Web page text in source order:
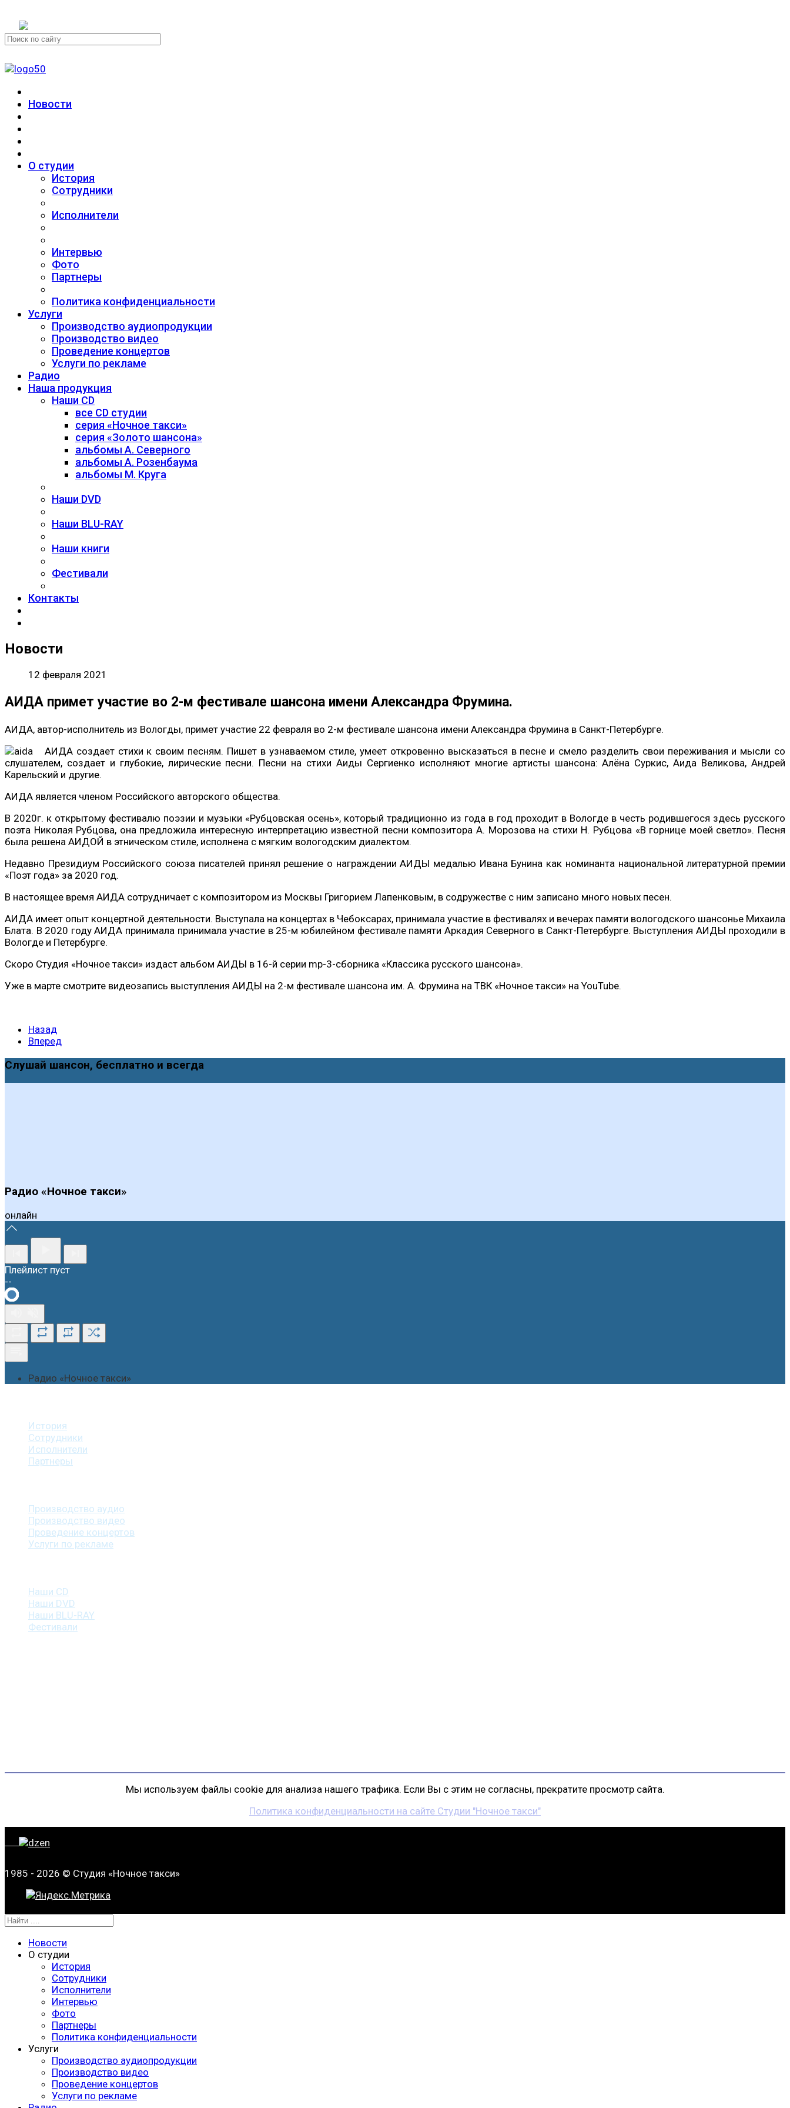
Новости
О студии
История
Сотрудники
Исполнители
Интервью
Фото
Партнеры
Политика конфиденциальности
Услуги
Производство аудиопродукции
Производство видео
Проведение концертов
Услуги по рекламе
Радио
Наша продукция
Наши CD
все CD студии
серия «Ночное такси»
серия «Золото шансона»
альбомы А. Северного
альбомы А. Розенбаума
альбомы М. Круга
Наши DVD
Наши BLU-RAY
Наши книги
Фестивали
Контакты
Новости
12 февраля 2021
АИДА примет участие во 2-м фестивале шансона имени Александра Фрумина.
АИДА, автор-исполнитель из Вологды, примет участие 22 февраля во 2-м фестивале шансона имени Александра Фрумина в Санкт-Петербурге.
АИДА создает стихи к своим песням. Пишет в узнаваемом стиле, умеет откровенно высказаться в песне и смело разделить свои переживания и мысли со
слушателем, создает и глубокие, лирические песни. Песни на стихи Аиды Сергиенко исполняют многие артисты шансона: Алёна Суркис, Аида Великова, Андрей
Карельский и другие.
АИДА является членом Российского авторского общества.
В 2020г. к открытому фестивалю поэзии и музыки «Рубцовская осень», который традиционно из года в год проходит в Вологде в честь родившегося здесь русского
поэта Николая Рубцова, она предложила интересную интерпретацию известной песни композитора А. Морозова на стихи Н. Рубцова «В горнице моей светло». Песня
была решена АИДОЙ в этническом стиле, исполнена с мягким вологодским диалектом.
Недавно Президиум Российского союза писателей принял решение о награждении АИДЫ медалью Ивана Бунина как номинанта национальной литературной премии
«Поэт года» за 2020 год.
В настоящее время АИДА сотрудничает с композитором из Москвы Григорием Лапенковым, в содружестве с ним записано много новых песен.
АИДА имеет опыт концертной деятельности. Выступала на концертах в Чебоксарах, принимала участие в фестивалях и вечерах памяти вологодского шансонье Михаила
Блата. В 2020 году АИДА принимала принимала участие в 25-м юбилейном фестивале памяти Аркадия Северного в Санкт-Петербурге. Выступления АИДЫ проходили в
Вологде и Петербурге.
Скоро Студия «Ночное такси» издаст альбом АИДЫ в 16-й серии mp-3-cборника «Классика русского шансона».
Уже в марте смотрите видеозапись выступления АИДЫ на 2-м фестивале шансона им. А. Фрумина на ТВК «Ночное такси» на YouTube.
Назад
Вперед
Слушай шансон, бесплатно и всегда
Радио «Ночное такси»
онлайн
Плейлист пуст
--
1
Радио «Ночное такси»
История
Сотрудники
Исполнители
Партнеры
Производство аудио
Производство видео
Проведение концертов
Услуги по рекламе
Наши CD
Наши DVD
Наши BLU-RAY
Фестивали
Мы используем файлы cookie для анализа нашего трафика. Если Вы с этим не согласны, прекратите просмотр сайта.
Политика конфиденциальности на сайте Студии "Ночное такси"
1985 - 2026 © Студия «Ночное такси»
Новости
О студии
История
Сотрудники
Исполнители
Интервью
Фото
Партнеры
Политика конфиденциальности
Услуги
Производство аудиопродукции
Производство видео
Проведение концертов
Услуги по рекламе